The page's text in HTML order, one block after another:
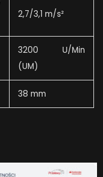
2,7/3,1 m/s²
3200 U/Min
(UM)
38 mm